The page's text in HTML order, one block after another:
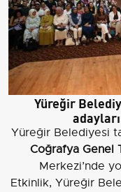
Yüreğir
Yüreğir Belediyesi
Coğrafya Genel
Merkezi’nde
Etkinlik, Yüreğir